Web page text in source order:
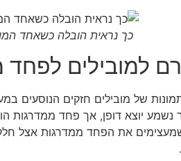
כך נראית הובלה כשאחד
למובילים לפחד
של מובילים חזקים הנוסעים
נשמע יוצא דופן, אך פחד
את הפחד ממדרגות אצל